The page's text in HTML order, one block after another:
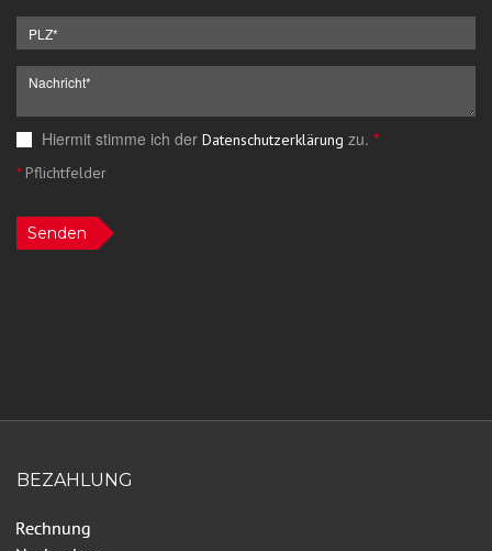
Hiermit stimme ich der Datenschutzerklärung zu. *
*Pflichtfelder
Senden
BEZAHLUNG